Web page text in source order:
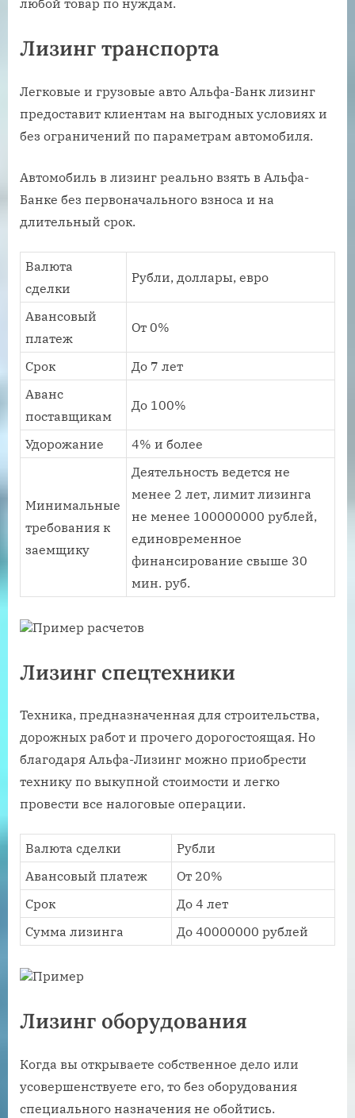
Лизинг транспорта
Легковые и грузовые авто Альфа-Банк лизинг
предоставит клиентам на выгодных условиях и
без ограничений по параметрам автомобиля.
Автомобиль в лизинг реально взять в Альфа-
Банке без первоначального взноса и на
длительный срок.
Валюта
сделки
Рубли, доллары, евро
Авансовый
платеж
От 0%
Срок
До 7 лет
Аванс
поставщикам
До 100%
Удорожание 4% и более
Минимальные
требования к
заемщику
Деятельность ведется не
менее 2 лет, лимит лизинга
не менее 100000000 рублей,
единовременное
финансирование свыше 30
мин. руб.
Пример расчетов
Лизинг спецтехники
Техника, предназначенная для строительства,
дорожных работ и прочего дорогостоящая. Но
благодаря Альфа-Лизинг можно приобрести
технику по выкупной стоимости и легко
провести все налоговые операции.
Валюта сделки
Рубли
Авансовый платеж
От 20%
Срок
До 4 лет
Сумма лизинга
До 40000000 рублей
Пример
Лизинг оборудования
Когда вы открываете собственное дело или
усовершенствуете его, то без оборудования
специального назначения не обойтись.